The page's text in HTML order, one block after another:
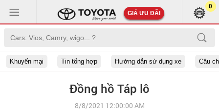
GIÁ ƯU ĐÃI
0
Khuyến mại Tin tổng hợp Hướng dẫn sử dụng xe Câu
Đồng hồ Táp lô
8/8/2021 12:00:00 AM